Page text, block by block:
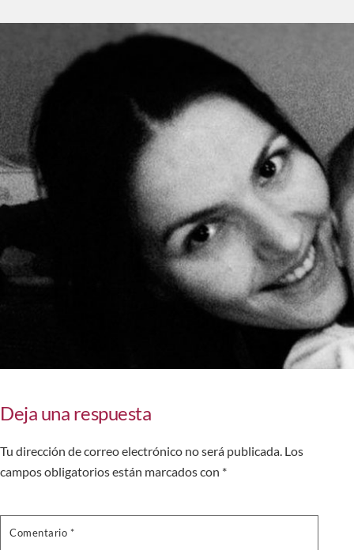
Deja una respuesta
Tu dirección de correo electrónico no será publicada. Los
campos obligatorios están marcados con *
Comentario *